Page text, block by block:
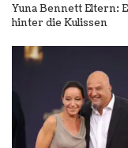
Yuna Bennett Eltern:
hinter die Kulissen